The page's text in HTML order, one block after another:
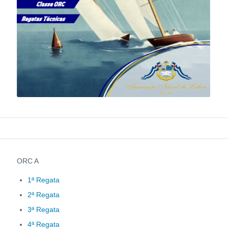
ORC A
1ª Regata
2ª Regata
3ª Regata
4ª Regata